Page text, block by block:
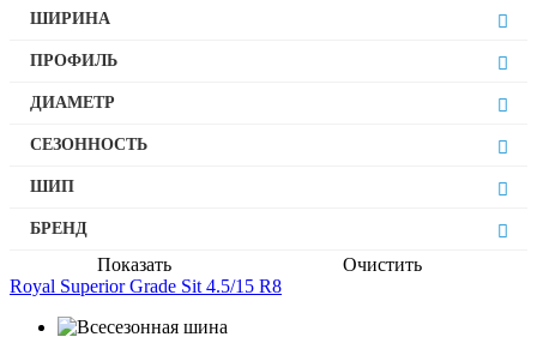
ШИРИНА
140
18
23
6.5
8.15
ПРОФИЛЬ
0
50
7
8
ДИАМЕТР
10
8
СЕЗОННОСТЬ
Всесезонные
ШИП
Нешип
БРЕНД
Показать
Очистить
Royal Superior Grade Sit 4.5/15 R8